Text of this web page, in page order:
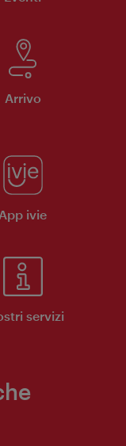
Arrivo
App ivie
servizi